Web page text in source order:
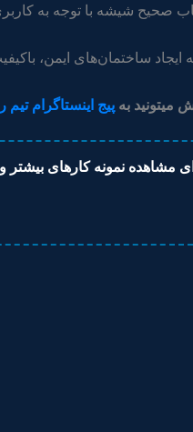
صحیح شیشه با توجه به
ایجاد ساختمان‌های ایمن،
میتونید به پیج اینستاگرام
مشاهده نمونه کارهای بیشتر